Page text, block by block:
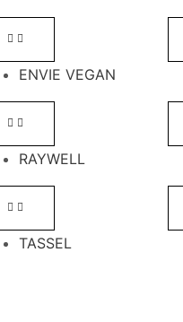
ENVIE VEGAN
RAYWELL
TASSEL